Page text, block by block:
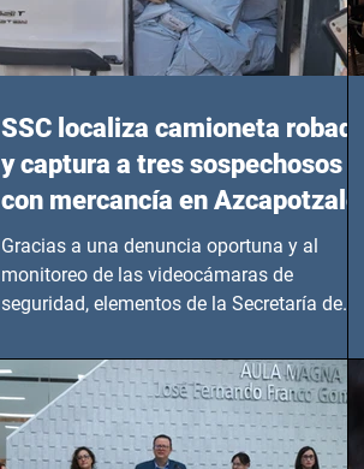
SSC localiza camioneta robada
y captura a tres sospechosos
con mercancía en Azcapotzalco
Gracias a una denuncia oportuna y al
monitoreo de las videocámaras de
seguridad, elementos de la Secretaría de